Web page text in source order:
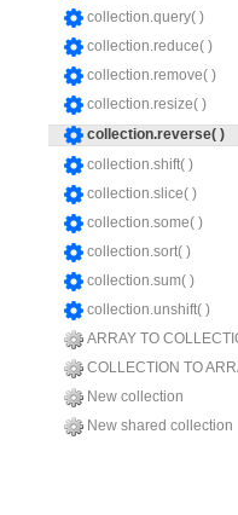
collection.query( )
collection.reduce( )
collection.remove( )
collection.resize( )
collection.reverse( )
collection.shift( )
collection.slice( )
collection.some( )
collection.sort( )
collection.sum( )
collection.unshift( )
ARRAY TO
COLLECTION TO
New collection
New shared collection